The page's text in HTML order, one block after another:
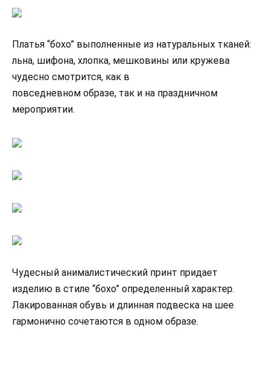
Платья “бохо” выполненные из натуральных тканей:
льна, шифона, хлопка, мешковины или кружева
чудесно смотрится, как в
повседневном образе, так и на праздничном
мероприятии.
Чудесный анималистический принт придает
изделию в стиле “бохо” определенный характер.
Лакированная обувь и длинная подвеска на шее
гармонично сочетаются в одном образе.